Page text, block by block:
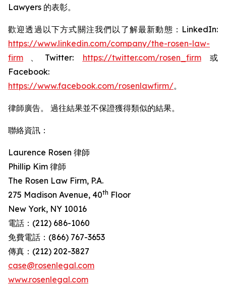
Lawyers 的表彰。
歡迎透過以下方式關注我們以了解最新動態：LinkedIn:
https://www.linkedin.com/company/the-rosen-law-
firm 、Twitter: https://twitter.com/rosen_firm或
Facebook:
https://www.facebook.com/rosenlawfirm/。
律師廣告。 過往結果並不保證獲得類似的結果。
聯絡資訊：
Laurence Rosen 律師
Phillip Kim 律師
The Rosen Law Firm, P.A.
275 Madison Avenue, 40th Floor
New York, NY 10016
電話：(212) 686-1060
免費電話：(866) 767-3653
傳真：(212) 202-3827
case@rosenlegal.com
www.rosenlegal.com